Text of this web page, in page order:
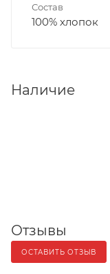
Состав
100% хлопок
Наличие
Отзывы
ОСТАВИТЬ ОТЗЫВ